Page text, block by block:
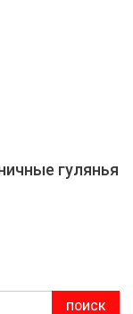
гулянья